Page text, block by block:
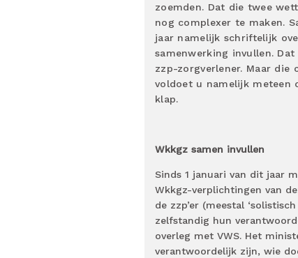
zoemden. Dat die twee
nog complexer te maken.
jaar namelijk schriftelijk
samenwerking invullen.
zzp-zorgverlener. Maar
voldoet u namelijk meteen
klap.
Wkkgz samen invullen
Sinds 1 januari van dit jaar
Wkkgz-verplichtingen van
de zzp’er (meestal
zelfstandig hun
overleg met VWS. Het
verantwoordelijk zijn, wie